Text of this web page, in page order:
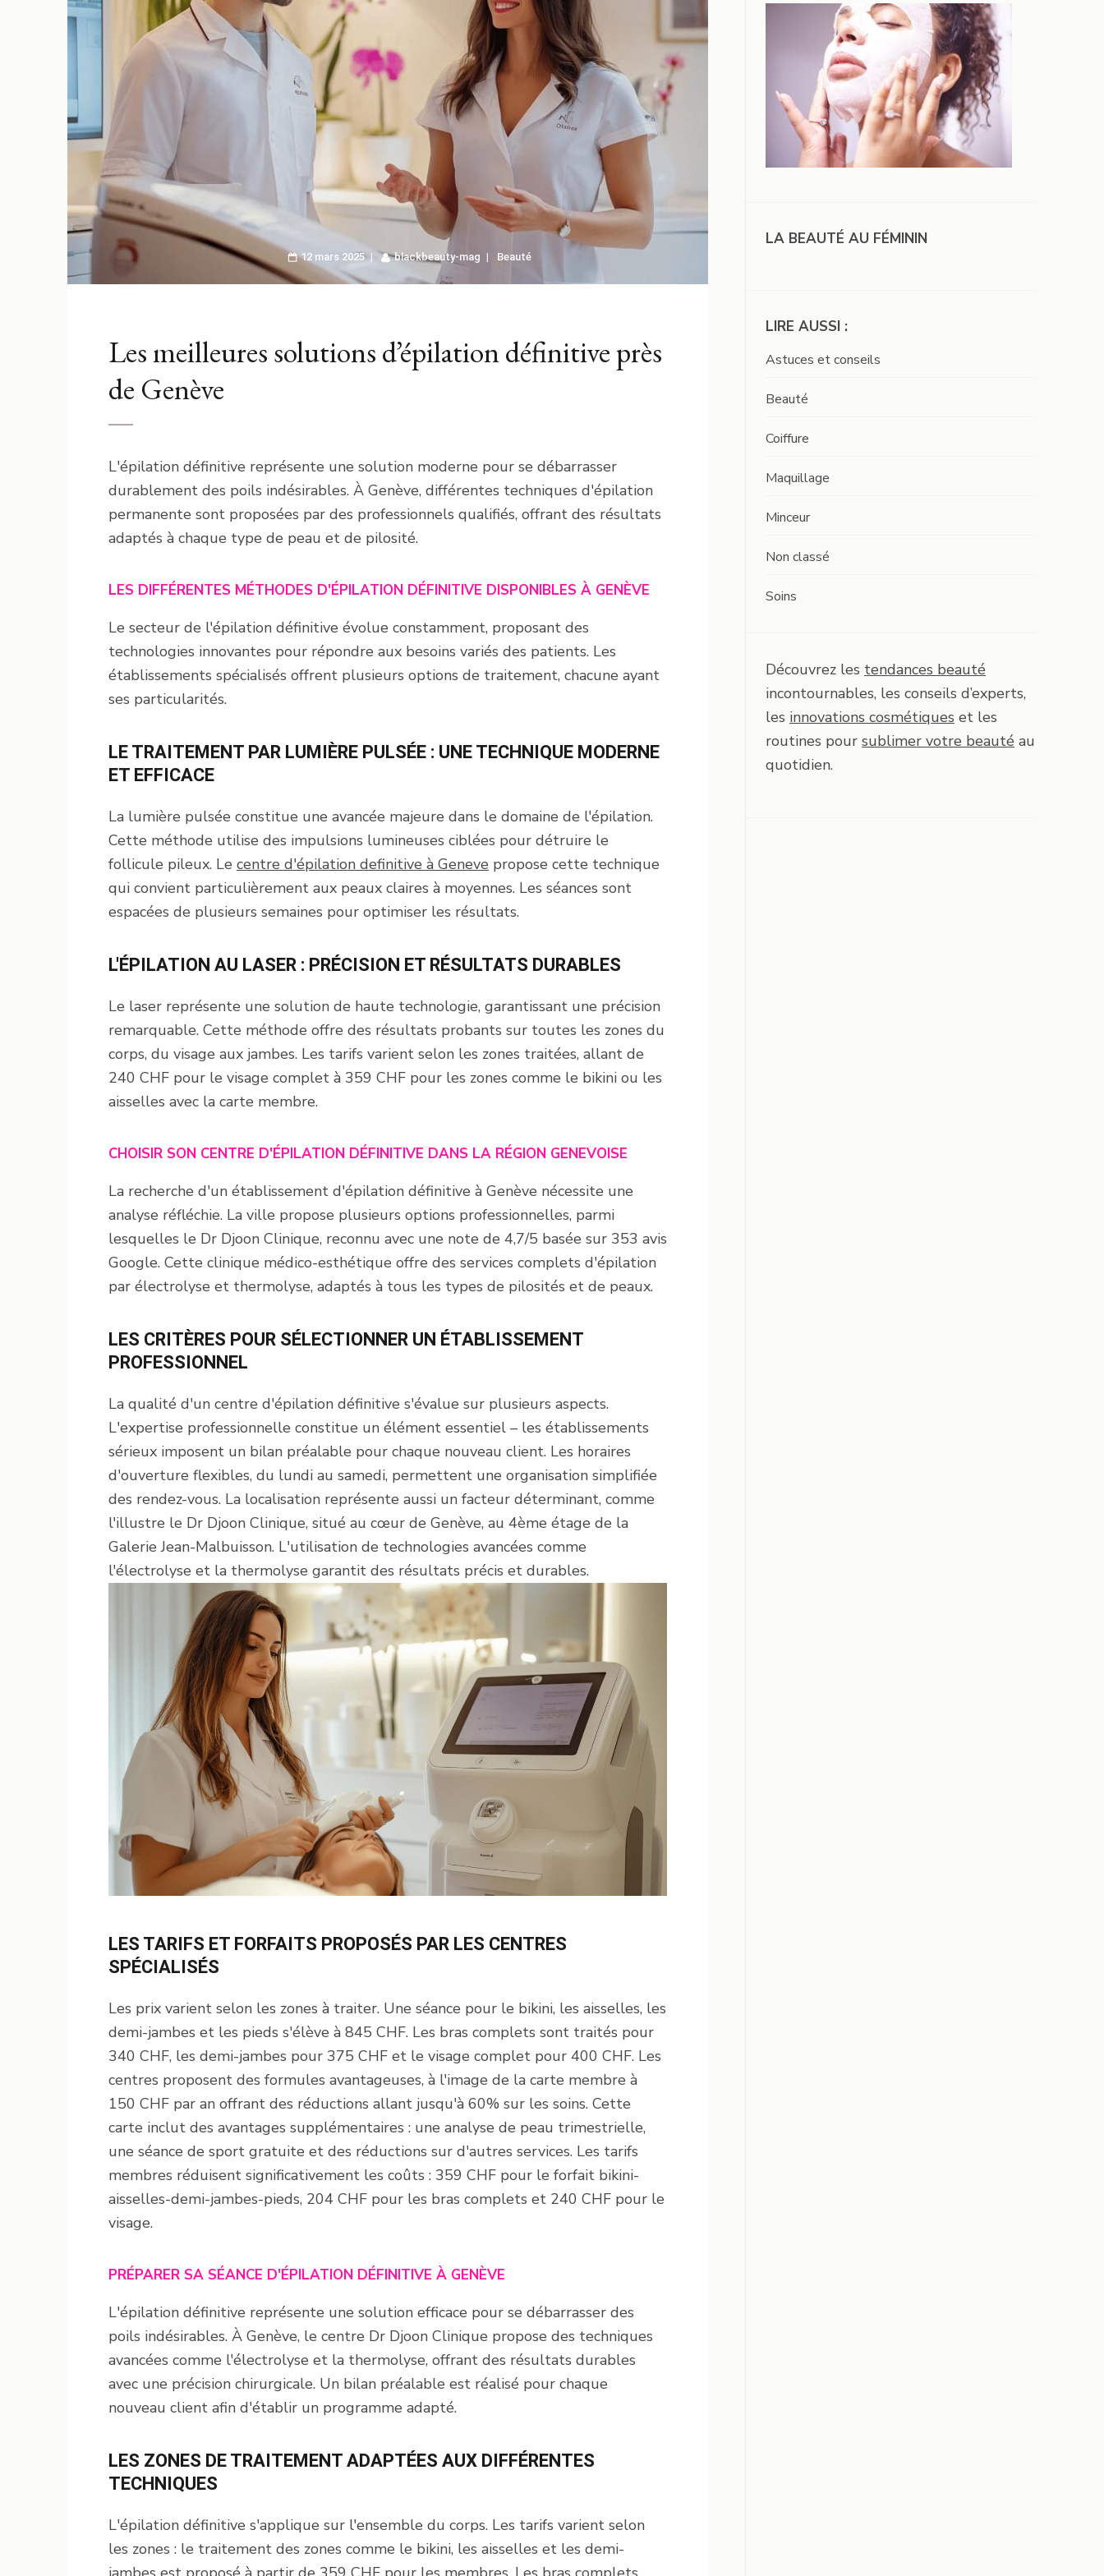
12 mars 2025 blackbeauty-mag Beauté
Les meilleures solutions d’épilation définitive près
de Genève
L'épilation définitive représente une solution moderne pour se débarrasser
durablement des poils indésirables. À Genève, différentes techniques d'épilation
permanente sont proposées par des professionnels qualifiés, offrant des résultats
adaptés à chaque type de peau et de pilosité.
LES DIFFÉRENTES MÉTHODES D'ÉPILATION DÉFINITIVE DISPONIBLES À GENÈVE
Le secteur de l'épilation définitive évolue constamment, proposant des
technologies innovantes pour répondre aux besoins variés des patients. Les
établissements spécialisés offrent plusieurs options de traitement, chacune ayant
ses particularités.
LE TRAITEMENT PAR LUMIÈRE PULSÉE : UNE TECHNIQUE MODERNE
ET EFFICACE
La lumière pulsée constitue une avancée majeure dans le domaine de l'épilation.
Cette méthode utilise des impulsions lumineuses ciblées pour détruire le
follicule pileux. Le centre d'épilation definitive à Geneve propose cette technique
qui convient particulièrement aux peaux claires à moyennes. Les séances sont
espacées de plusieurs semaines pour optimiser les résultats.
L'ÉPILATION AU LASER : PRÉCISION ET RÉSULTATS DURABLES
Le laser représente une solution de haute technologie, garantissant une précision
remarquable. Cette méthode offre des résultats probants sur toutes les zones du
corps, du visage aux jambes. Les tarifs varient selon les zones traitées, allant de
240 CHF pour le visage complet à 359 CHF pour les zones comme le bikini ou les
aisselles avec la carte membre.
CHOISIR SON CENTRE D'ÉPILATION DÉFINITIVE DANS LA RÉGION GENEVOISE
La recherche d'un établissement d'épilation définitive à Genève nécessite une
analyse réfléchie. La ville propose plusieurs options professionnelles, parmi
lesquelles le Dr Djoon Clinique, reconnu avec une note de 4,7/5 basée sur 353 avis
Google. Cette clinique médico-esthétique offre des services complets d'épilation
par électrolyse et thermolyse, adaptés à tous les types de pilosités et de peaux.
LES CRITÈRES POUR SÉLECTIONNER UN ÉTABLISSEMENT
PROFESSIONNEL
La qualité d'un centre d'épilation définitive s'évalue sur plusieurs aspects.
L'expertise professionnelle constitue un élément essentiel – les établissements
sérieux imposent un bilan préalable pour chaque nouveau client. Les horaires
d'ouverture flexibles, du lundi au samedi, permettent une organisation simplifiée
des rendez-vous. La localisation représente aussi un facteur déterminant, comme
l'illustre le Dr Djoon Clinique, situé au cœur de Genève, au 4ème étage de la
Galerie Jean-Malbuisson. L'utilisation de technologies avancées comme
l'électrolyse et la thermolyse garantit des résultats précis et durables.
LES TARIFS ET FORFAITS PROPOSÉS PAR LES CENTRES
SPÉCIALISÉS
Les prix varient selon les zones à traiter. Une séance pour le bikini, les aisselles, les
demi-jambes et les pieds s'élève à 845 CHF. Les bras complets sont traités pour
340 CHF, les demi-jambes pour 375 CHF et le visage complet pour 400 CHF. Les
centres proposent des formules avantageuses, à l'image de la carte membre à
150 CHF par an offrant des réductions allant jusqu'à 60% sur les soins. Cette
carte inclut des avantages supplémentaires : une analyse de peau trimestrielle,
une séance de sport gratuite et des réductions sur d'autres services. Les tarifs
membres réduisent significativement les coûts : 359 CHF pour le forfait bikini-
aisselles-demi-jambes-pieds, 204 CHF pour les bras complets et 240 CHF pour le
visage.
PRÉPARER SA SÉANCE D'ÉPILATION DÉFINITIVE À GENÈVE
L'épilation définitive représente une solution efficace pour se débarrasser des
poils indésirables. À Genève, le centre Dr Djoon Clinique propose des techniques
avancées comme l'électrolyse et la thermolyse, offrant des résultats durables
avec une précision chirurgicale. Un bilan préalable est réalisé pour chaque
nouveau client afin d'établir un programme adapté.
LES ZONES DE TRAITEMENT ADAPTÉES AUX DIFFÉRENTES
TECHNIQUES
L'épilation définitive s'applique sur l'ensemble du corps. Les tarifs varient selon
les zones : le traitement des zones comme le bikini, les aisselles et les demi-
LA BEAUTÉ AU FÉMININ
LIRE AUSSI :
Astuces et conseils
Beauté
Coiffure
Maquillage
Minceur
Non classé
Soins
Découvrez les tendances beauté
incontournables, les conseils d’experts,
les innovations cosmétiques et les
routines pour sublimer votre beauté au
quotidien.